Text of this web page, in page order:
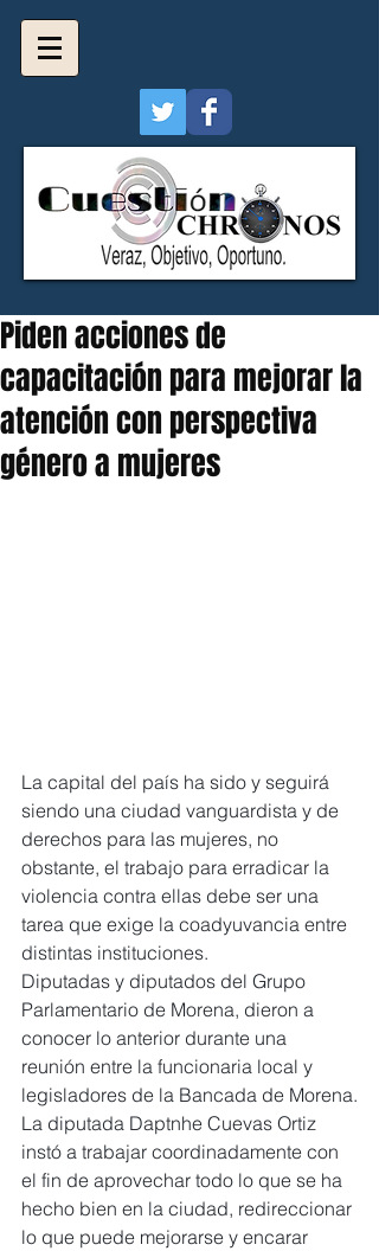
Piden acciones de
capacitación para mejorar la
atención con perspectiva
género a mujeres
La capital del país ha sido y seguirá
siendo una ciudad vanguardista y de
derechos para las mujeres, no
obstante, el trabajo para erradicar la
violencia contra ellas debe ser una
tarea que exige la coadyuvancia entre
distintas instituciones.
Diputadas y diputados del Grupo
Parlamentario de Morena, dieron a
conocer lo anterior durante una
reunión entre la funcionaria local y
legisladores de la Bancada de Morena.
La diputada Daptnhe Cuevas Ortiz
instó a trabajar coordinadamente con
el fin de aprovechar todo lo que se ha
hecho bien en la ciudad, redireccionar
lo que puede mejorarse y encarar